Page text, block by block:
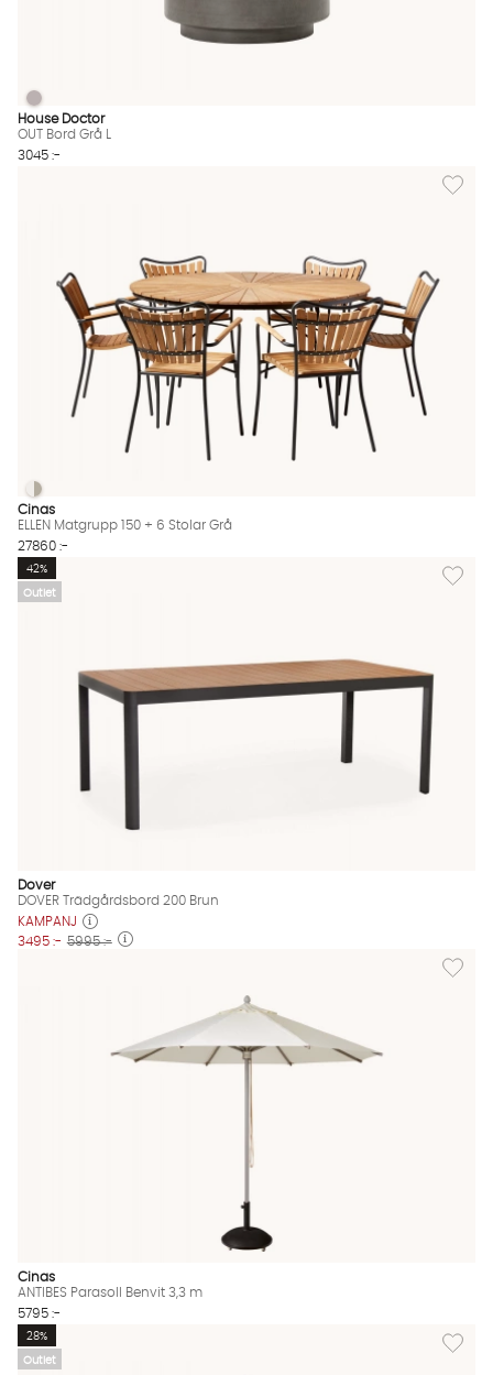
OUT Bord Grå L Finns även i dessa färger:
OUT Bord Grå L
House Doctor
OUT Bord Grå L
3045 :-
Lägg
ELLEN Matgrupp 150 + 6 Stolar Grå Finns även i dessa färger:
ELLEN Matgrupp 150 + 6 Stolar Grå
Cinas
ELLEN Matgrupp 150 + 6 Stolar Grå
27860 :-
Outlet
Lägg
42%
Dover
DOVER Trädgårdsbord 200 Brun
KAMPANJ
3495 :- 5995 :-
Lägg
Cinas
ANTIBES Parasoll Benvit 3,3 m
5795 :-
Outlet
Lägg
28%